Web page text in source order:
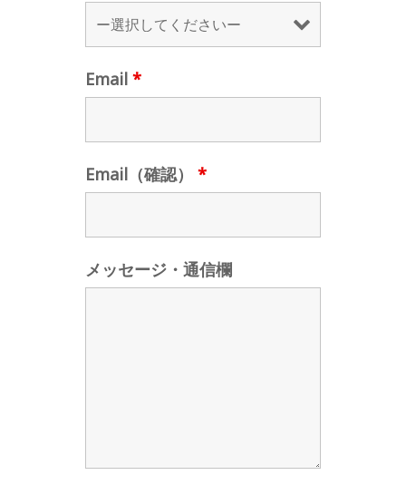
Email *
Email（確認） *
メッセージ・通信欄